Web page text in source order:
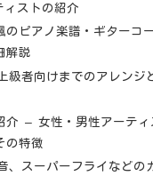
ィストの紹介
のピアノ楽譜・ギターコ
解説
級者向けまでのアレンジ
介 – 女性・男性アーティ
の特徴
、スーパーフライなどの